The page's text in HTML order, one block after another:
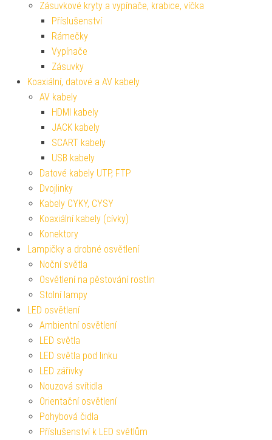
Zásuvkové kryty a vypínače, krabice, víčka
Příslušenství
Rámečky
Vypínače
Zásuvky
Koaxiální, datové a AV kabely
AV kabely
HDMI kabely
JACK kabely
SCART kabely
USB kabely
Datové kabely UTP, FTP
Dvojlinky
Kabely CYKY, CYSY
Koaxiální kabely (cívky)
Konektory
Lampičky a drobné osvětlení
Noční světla
Osvětlení na pěstování rostlin
Stolní lampy
LED osvětlení
Ambientní osvětlení
LED světla
LED světla pod linku
LED zářivky
Nouzová svítidla
Orientační osvětlení
Pohybová čidla
Příslušenství k LED světlům